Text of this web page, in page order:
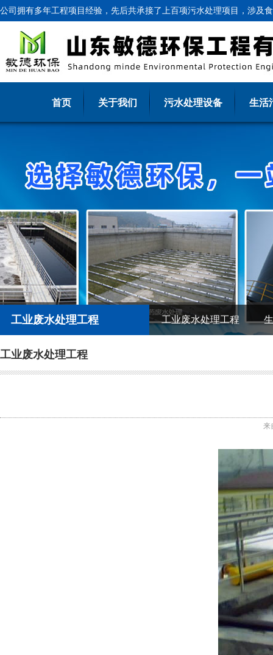
公司拥有多年工程项目经验，先后共承接了上百项污水处理项目，涉及
首页 关于我们 污水处理设备 生活
工业废水处理工程 工业废水处理工程
工业废水处理工程
来